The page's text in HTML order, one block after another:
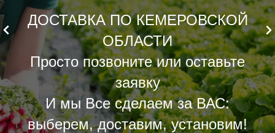
ДОСТАВКА ПО КЕМЕРОВСКОЙ
ОБЛАСТИ
Просто позвоните или оставьте
заявку
И мы Все сделаем за ВАС:
выберем, доставим, установим!